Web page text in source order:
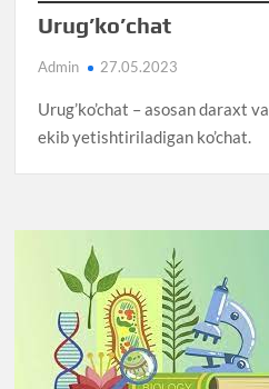
Urug’ko’chat
Admin 27.05.2023
Urug’ko’chat – asosan daraxt
ekib yetishtiriladigan ko’chat.